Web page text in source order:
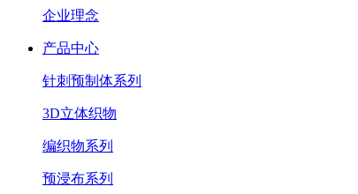
企业理念
产品中心
针刺预制体系列
3D立体织物
编织物系列
预浸布系列